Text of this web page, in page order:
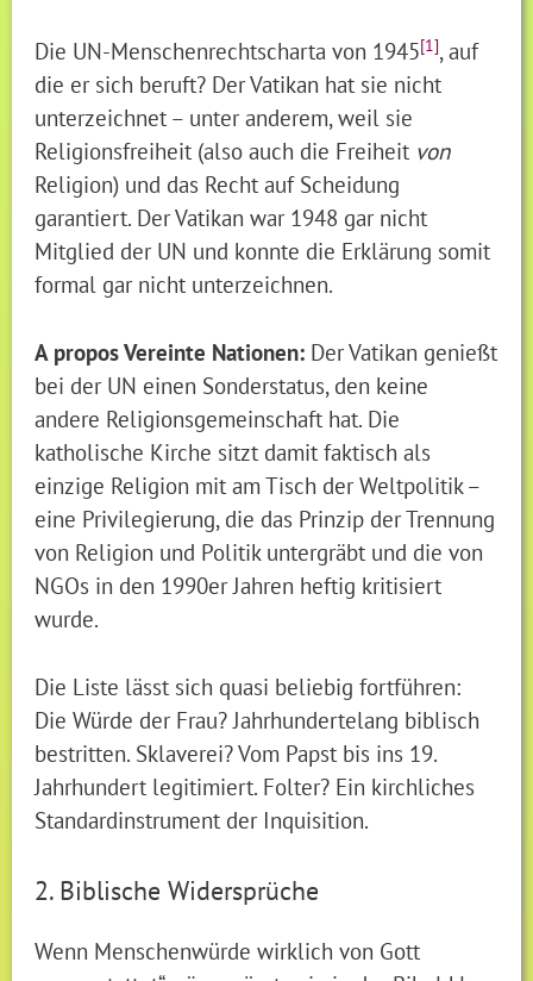
Die UN-Menschenrechtscharta von 1945[1], auf
die er sich beruft? Der Vatikan hat sie nicht
unterzeichnet – unter anderem, weil sie
Religionsfreiheit (also auch die Freiheit von
Religion) und das Recht auf Scheidung
garantiert. Der Vatikan war 1948 gar nicht
Mitglied der UN und konnte die Erklärung somit
formal gar nicht unterzeichnen.
A propos Vereinte Nationen: Der Vatikan genießt
bei der UN einen Sonderstatus, den keine
andere Religionsgemeinschaft hat. Die
katholische Kirche sitzt damit faktisch als
einzige Religion mit am Tisch der Weltpolitik –
eine Privilegierung, die das Prinzip der Trennung
von Religion und Politik untergräbt und die von
NGOs in den 1990er Jahren heftig kritisiert
wurde.
Die Liste lässt sich quasi beliebig fortführen:
Die Würde der Frau? Jahrhundertelang biblisch
bestritten. Sklaverei? Vom Papst bis ins 19.
Jahrhundert legitimiert. Folter? Ein kirchliches
Standardinstrument der Inquisition.
2. Biblische Widersprüche
Wenn Menschenwürde wirklich von Gott